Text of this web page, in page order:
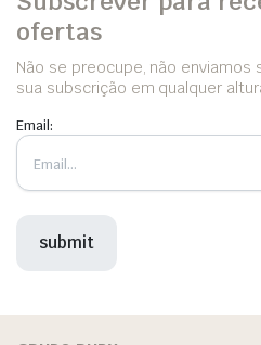
ofertas
Não se preocupe, não enviamos
sua subscrição em qualquer
Email: